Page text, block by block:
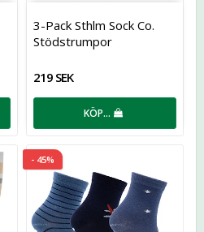
Lägg till i favoritlistan
3-Pack Sthlm Sock Co.
Stödstrumpor
219 SEK
KÖP…
- 45%